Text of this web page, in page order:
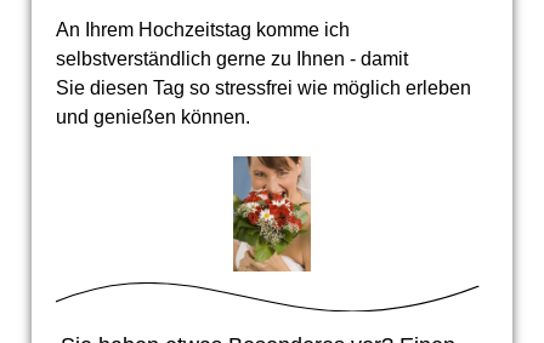
An Ihrem Hochzeitstag komme ich
selbstverständlich gerne zu Ihnen - damit
Sie diesen Tag so stressfrei wie möglich erleben
und genießen können.